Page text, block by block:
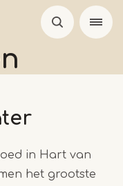
in Hart van
het grootste